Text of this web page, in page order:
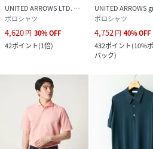
UNITED ARROWS LTD. OUTLET
ポロシャツ
4,620円 30%OFF
42ポイント(1倍)
ポロシャツ
4,752 円 40%OFF
432ポイント(10%
バック)